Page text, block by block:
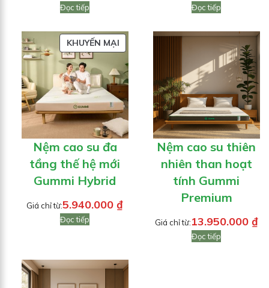
Đọc tiếp Đọc tiếp
KHUYẾN MẠISẢN
PHẨM
ĐANG
GIẢM
GIÁ
Nệm cao su đa
tầng thế hệ mới
Gummi Hybrid
Giá chỉ từ:5.940.000 ₫
Đọc tiếp
Nệm cao su thiên
nhiên than hoạt
tính Gummi
Premium
Giá chỉ từ:13.950.000 ₫
Đọc tiếp